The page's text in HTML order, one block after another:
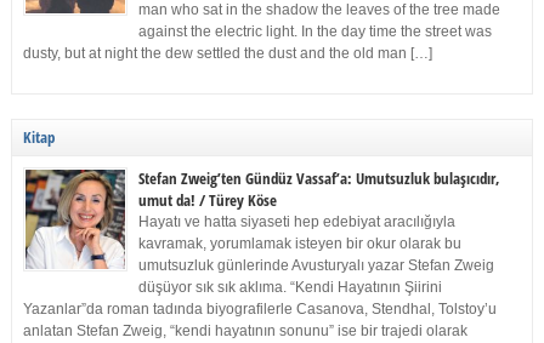
man who sat in the shadow the leaves of the tree made
against the electric light. In the day time the street was
dusty, but at night the dew settled the dust and the old man […]
Kitap
Stefan Zweig’ten Gündüz Vassaf’a: Umutsuzluk bulaşıcıdır,
umut da! / Türey Köse
Hayatı ve hatta siyaseti hep edebiyat aracılığıyla
kavramak, yorumlamak isteyen bir okur olarak bu
umutsuzluk günlerinde Avusturyalı yazar Stefan Zweig
düşüyor sık sık aklıma. “Kendi Hayatının Şiirini
Yazanlar”da roman tadında biyografilerle Casanova, Stendhal, Tolstoy’u
anlatan Stefan Zweig, “kendi hayatının sonunu” ise bir trajedi olarak